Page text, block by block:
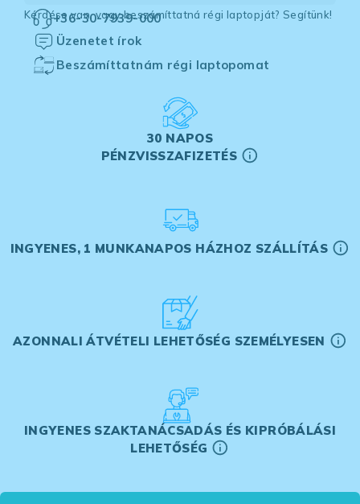
Kérdése van, vagy beszámíttatná régi laptopját? Segítünk!
+36-30-7939-000
Üzenetet írok
Beszámíttatnám régi laptopomat
30 NAPOS
PÉNZVISSZAFIZETÉS
INGYENES, 1 MUNKANAPOS HÁZHOZ SZÁLLÍTÁS
AZONNALI ÁTVÉTELI LEHETŐSÉG SZEMÉLYESEN
INGYENES SZAKTANÁCSADÁS ÉS KIPRÓBÁLÁSI
LEHETŐSÉG